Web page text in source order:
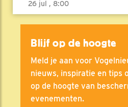
26 jul , 8:00
Blijf op de hoogte
Meld je aan voor
nieuws, inspiratie en tips
op de hoogte van
evenementen.